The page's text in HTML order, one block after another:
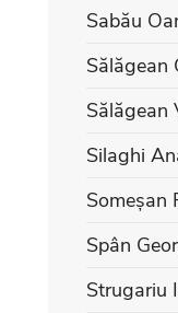
Sabău
Sălăgean
Sălăgean
Silaghi
Someșan
Spân
Strugariu